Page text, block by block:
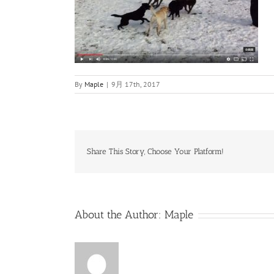
By Maple | 9月 17th, 2017
Share This Story, Choose Your Platform!
About the Author: Maple